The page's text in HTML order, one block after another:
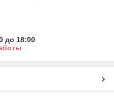
до 18:00